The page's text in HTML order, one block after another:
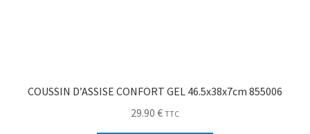
COUSSIN D’ASSISE CONFORT GEL 46.5x38x7cm 855006
29.90 € TTC